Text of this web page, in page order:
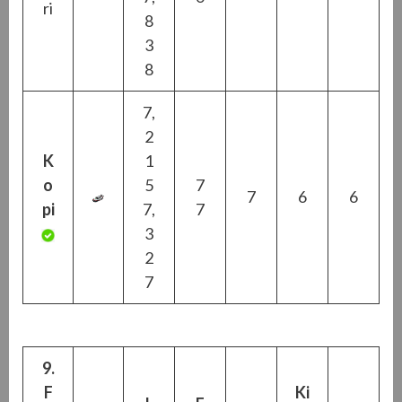
ri
8
3
8
K
o
pi
7,
2
1
5
7,
3
2
7
7
7
7 6 6
9.
F
Ki